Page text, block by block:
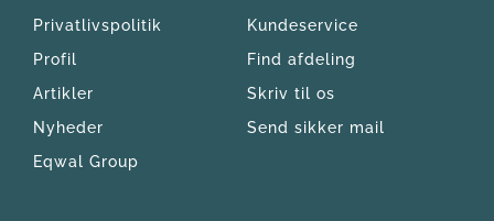
Privatlivspolitik
Profil
Artikler
Nyheder
Eqwal Group
Kundeservice
Find afdeling
Skriv til os
Send sikker mail